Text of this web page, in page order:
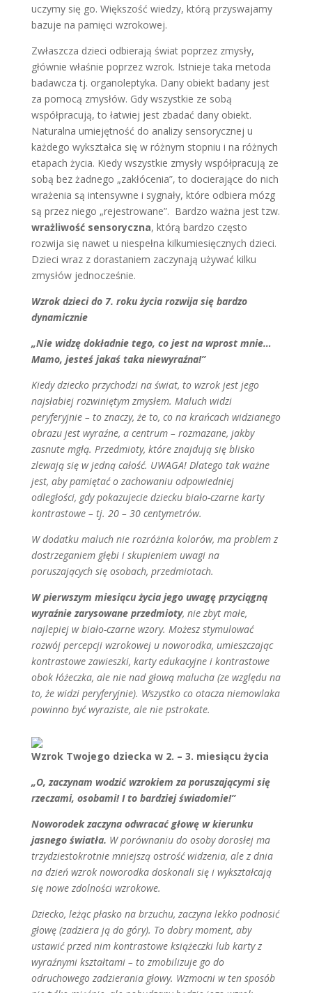
uczymy się go. Większość wiedzy, którą przyswajamy
bazuje na pamięci wzrokowej.
Zwłaszcza dzieci odbierają świat poprzez zmysły,
głównie właśnie poprzez wzrok. Istnieje taka metoda
badawcza tj. organoleptyka. Dany obiekt badany jest
za pomocą zmysłów. Gdy wszystkie ze sobą
współpracują, to łatwiej jest zbadać dany obiekt.
Naturalna umiejętność do analizy sensorycznej u
każdego wykształca się w różnym stopniu i na różnych
etapach życia. Kiedy wszystkie zmysły współpracują ze
sobą bez żadnego „zakłócenia”, to docierające do nich
wrażenia są intensywne i sygnały, które odbiera mózg
są przez niego „rejestrowane”. Bardzo ważna jest tzw.
wrażliwość sensoryczna, którą bardzo często
rozwija się nawet u niespełna kilkumiesięcznych dzieci.
Dzieci wraz z dorastaniem zaczynają używać kilku
zmysłów jednocześnie.
Wzrok dzieci do 7. roku życia rozwija się bardzo
dynamicznie
„Nie widzę dokładnie tego, co jest na wprost mnie…
Mamo, jesteś jakaś taka niewyraźna!”
Kiedy dziecko przychodzi na świat, to wzrok jest jego
najsłabiej rozwiniętym zmysłem. Maluch widzi
peryferyjnie – to znaczy, że to, co na krańcach widzianego
obrazu jest wyraźne, a centrum – rozmazane, jakby
zasnute mgłą. Przedmioty, które znajdują się blisko
zlewają się w jedną całość. UWAGA! Dlatego tak ważne
jest, aby pamiętać o zachowaniu odpowiedniej
odległości, gdy pokazujecie dziecku biało-czarne karty
kontrastowe – tj. 20 – 30 centymetrów.
W dodatku maluch nie rozróżnia kolorów, ma problem z
dostrzeganiem głębi i skupieniem uwagi na
poruszających się osobach, przedmiotach.
W pierwszym miesiącu życia jego uwagę przyciągną
wyraźnie zarysowane przedmioty, nie zbyt małe,
najlepiej w biało-czarne wzory. Możesz stymulować
rozwój percepcji wzrokowej u noworodka, umieszczając
kontrastowe zawieszki, karty edukacyjne i kontrastowe
obok łóżeczka, ale nie nad głową malucha (ze względu na
to, że widzi peryferyjnie). Wszystko co otacza niemowlaka
powinno być wyraziste, ale nie pstrokate.
Wzrok Twojego dziecka w 2. – 3. miesiącu życia
„O, zaczynam wodzić wzrokiem za poruszającymi się
rzeczami, osobami! I to bardziej świadomie!”
Noworodek zaczyna odwracać głowę w kierunku
jasnego światła. W porównaniu do osoby dorosłej ma
trzydziestokrotnie mniejszą ostrość widzenia, ale z dnia
na dzień wzrok noworodka doskonali się i wykształcają
się nowe zdolności wzrokowe.
Dziecko, leżąc płasko na brzuchu, zaczyna lekko podnosić
głowę (zadziera ją do góry). To dobry moment, aby
ustawić przed nim kontrastowe książeczki lub karty z
wyraźnymi kształtami – to zmobilizuje go do
odruchowego zadzierania głowy. Wzmocni w ten sposób